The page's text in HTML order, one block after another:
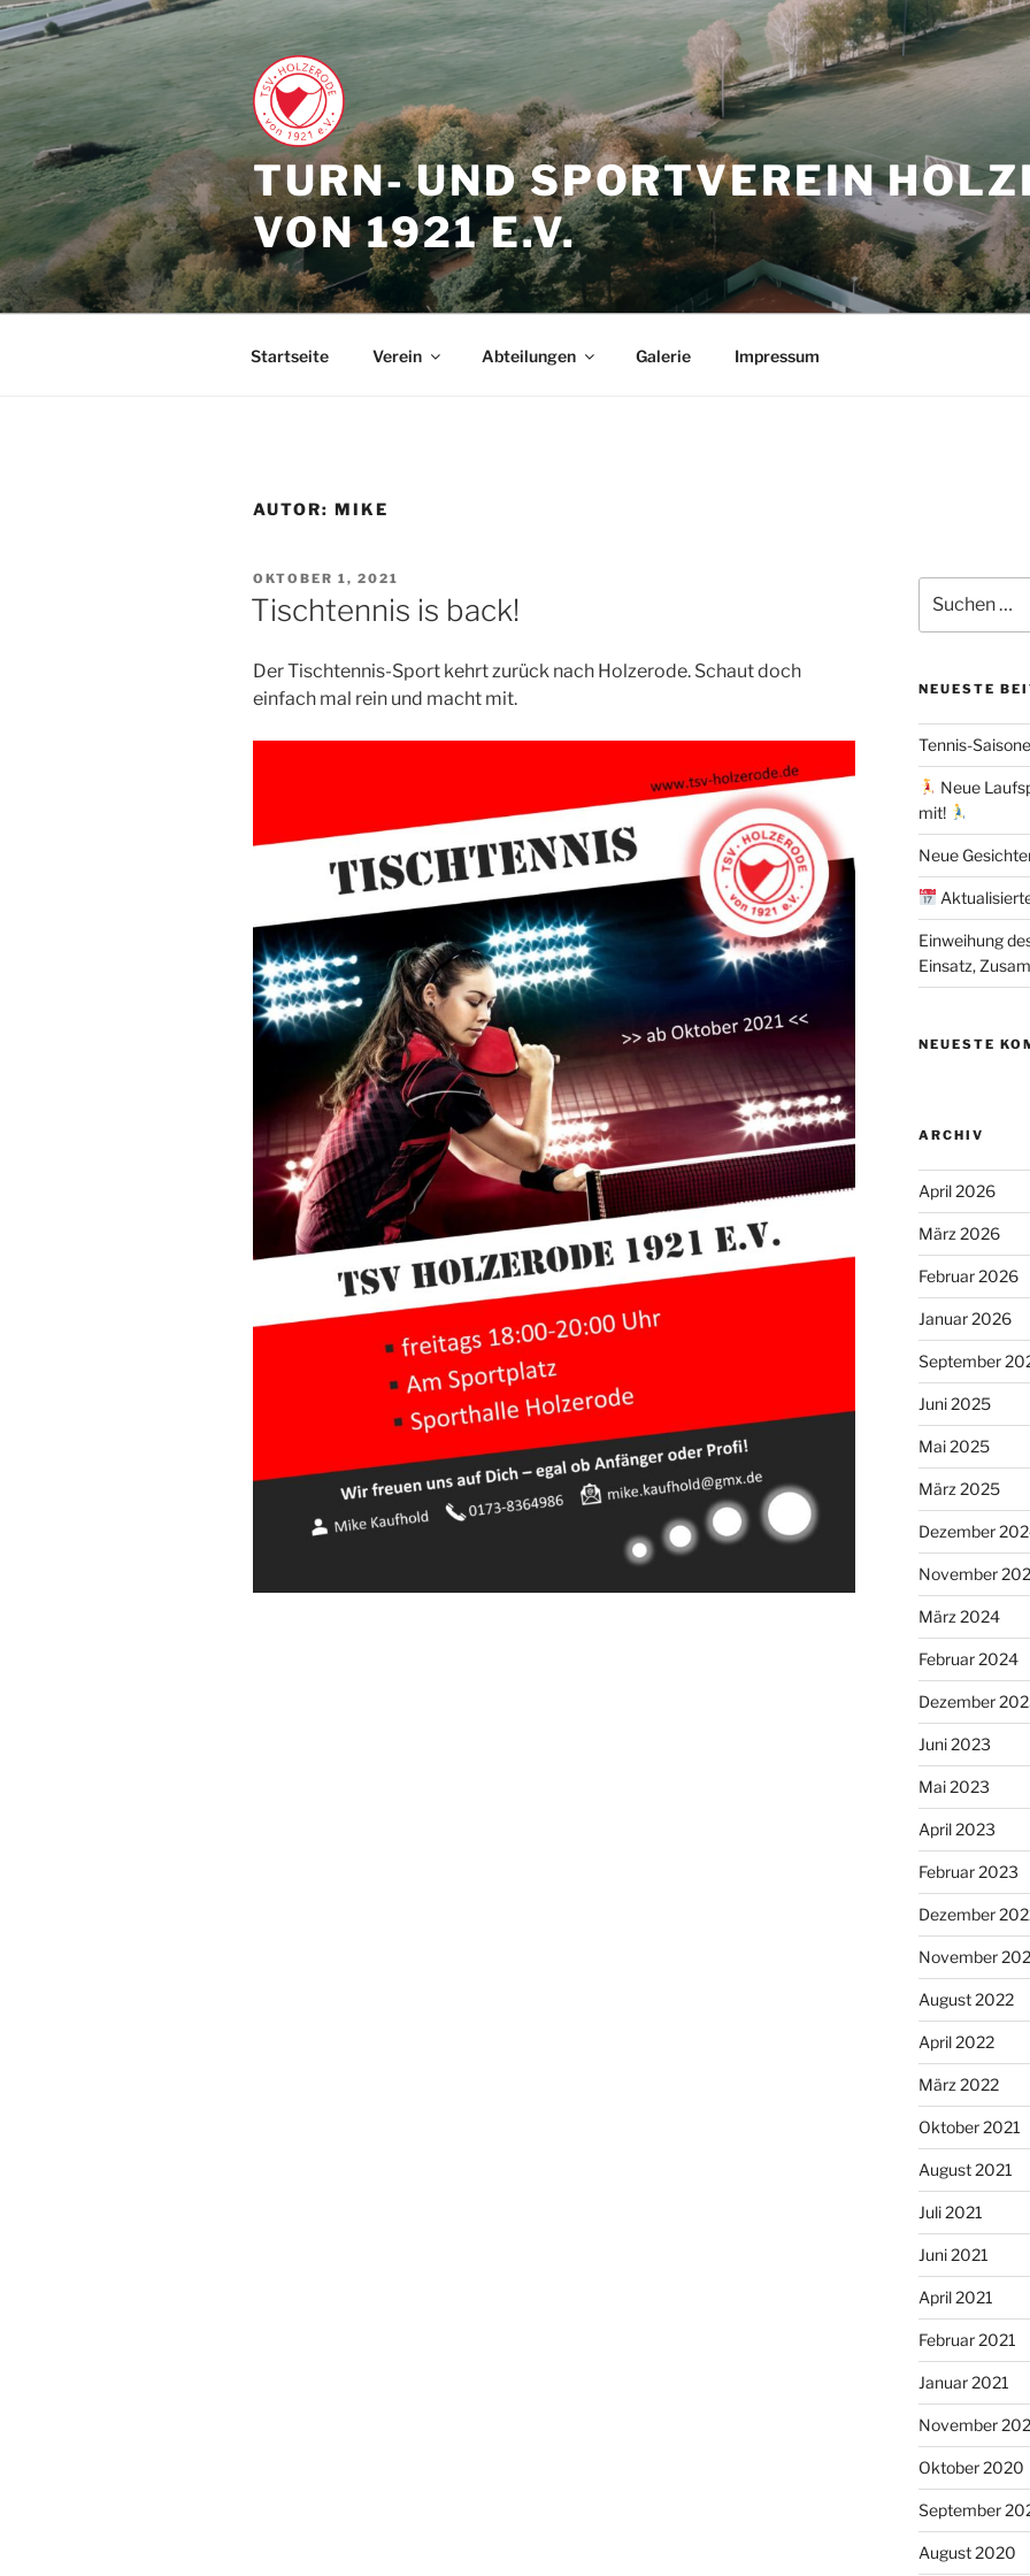
Zum
Inhalt
springen
TURN- UND SPORTVEREIN
VON 1921 E.V.
Startseite Verein Abteilungen Galerie Impressum
AUTOR: MIKE
VERÖFFENTLICHT
AM
OKTOBER 1, 2021
Tischtennis is back!
Der Tischtennis-Sport kehrt zurück nach Holzerode. Schaut doch
einfach mal rein und macht mit.
nach:
NEUESTE
Tennis-
Neue
mit!
Neue
Einweihung
Einsatz,
NEUESTE
ARCHIV
April 2026
März 2026
Februar 2026
Januar 2026
September
Juni 2025
Mai 2025
März 2025
Dezember
November
März 2024
Februar 2024
Dezember
Juni 2023
Mai 2023
April 2023
Februar 2023
Dezember
November
August 2022
April 2022
März 2022
Oktober 2021
August 2021
Juli 2021
Juni 2021
April 2021
Februar 2021
Januar 2021
November
Oktober 2020
September
August 2020